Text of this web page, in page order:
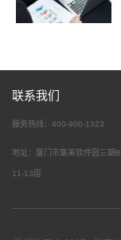
联系我们
服务热线：400-900-1323
地址：厦门市集美软件园三期
11-13层